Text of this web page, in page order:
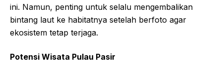
ini. Namun, penting untuk selalu mengembalikan
bintang laut ke habitatnya setelah berfoto agar
ekosistem tetap terjaga.
Potensi Wisata Pulau Pasir